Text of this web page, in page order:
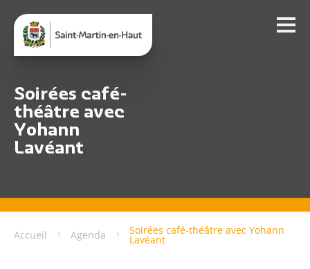
Soirées café-
théâtre avec
Yohann
Lavéant
Accueil Agenda Soirées café-théâtre avec Yohann
Lavéant